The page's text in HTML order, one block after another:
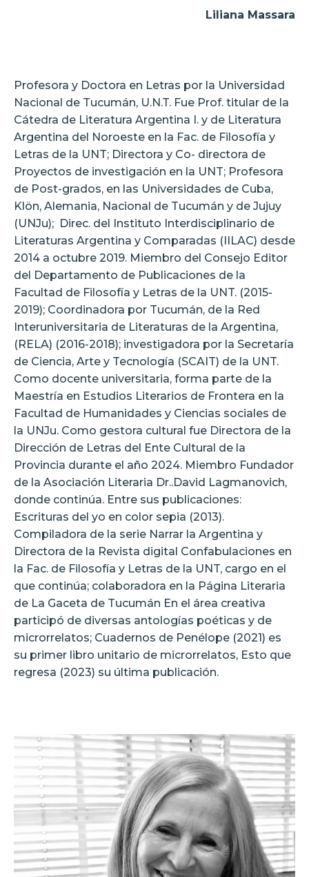
Liliana Massara
Profesora y Doctora en Letras por la Universidad
Nacional de Tucumán, U.N.T. Fue Prof. titular de la
Cátedra de Literatura Argentina I. y de Literatura
Argentina del Noroeste en la Fac. de Filosofía y
Letras de la UNT; Directora y Co- directora de
Proyectos de investigación en la UNT; Profesora
de Post-grados, en las Universidades de Cuba,
Klön, Alemania, Nacional de Tucumán y de Jujuy
(UNJu); Direc. del Instituto Interdisciplinario de
Literaturas Argentina y Comparadas (IILAC) desde
2014 a octubre 2019. Miembro del Consejo Editor
del Departamento de Publicaciones de la
Facultad de Filosofía y Letras de la UNT. (2015-
2019); Coordinadora por Tucumán, de la Red
Interuniversitaria de Literaturas de la Argentina,
(RELA) (2016-2018); investigadora por la Secretaría
de Ciencia, Arte y Tecnología (SCAIT) de la UNT.
Como docente universitaria, forma parte de la
Maestría en Estudios Literarios de Frontera en la
Facultad de Humanidades y Ciencias sociales de
la UNJu. Como gestora cultural fue Directora de la
Dirección de Letras del Ente Cultural de la
Provincia durante el año 2024. Miembro Fundador
de la Asociación Literaria Dr..David Lagmanovich,
donde continúa. Entre sus publicaciones:
Escrituras del yo en color sepia (2013).
Compiladora de la serie Narrar la Argentina y
Directora de la Revista digital Confabulaciones en
la Fac. de Filosofía y Letras de la UNT, cargo en el
que continúa; colaboradora en la Página Literaria
de La Gaceta de Tucumán En el área creativa
participó de diversas antologías poéticas y de
microrrelatos; Cuadernos de Penélope (2021) es
su primer libro unitario de microrrelatos, Esto que
regresa (2023) su última publicación.